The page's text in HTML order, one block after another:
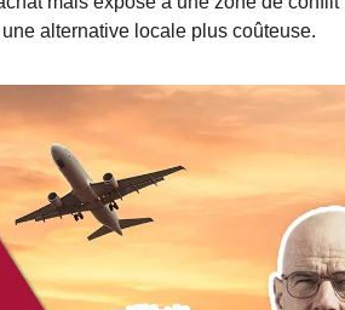
alternative locale plus coûteuse.